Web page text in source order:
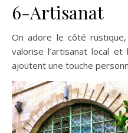
6-Artisanat
On adore le côté
valorise l’artisanat local
ajoutent une touche